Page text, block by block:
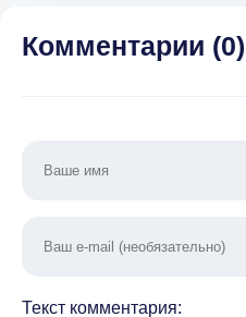
Комментарии (0)
Текст комментария: